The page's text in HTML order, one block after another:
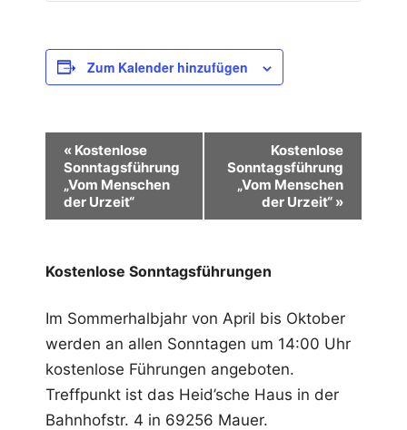
Zum Kalender hinzufügen
n
t
a
l
t
« Kostenlose
Sonntagsführung
„Vom Menschen
der Urzeit“
Kostenlose
Sonntagsführung
„Vom Menschen
der Urzeit“ »
Kostenlose Sonntagsführungen
Im Sommerhalbjahr von April bis Oktober
werden an allen Sonntagen um 14:00 Uhr
kostenlose Führungen angeboten.
Treffpunkt ist das Heid’sche Haus in der
Bahnhofstr. 4 in 69256 Mauer.